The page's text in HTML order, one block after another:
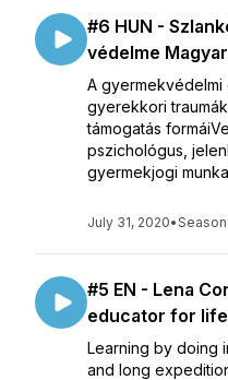
#6 HUN -
védelme
A gyermekvédelmi
gyerekkori
támogatás
pszichológus,
gyermekjogi
July 31, 2020•Season
#5 EN - Lena
educator for
Learning by doing
and long